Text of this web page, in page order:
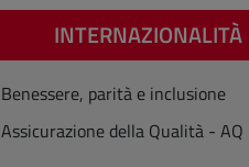
INTERNAZIONALITÀ
Benessere, parità e inclusione
Assicurazione della Qualità - AQ